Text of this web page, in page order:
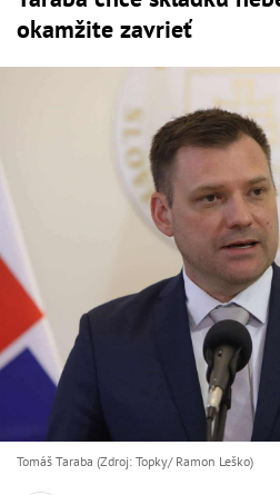
okamžite zavrieť
Tomáš Taraba (Zdroj: Topky/ Ramon Leško)